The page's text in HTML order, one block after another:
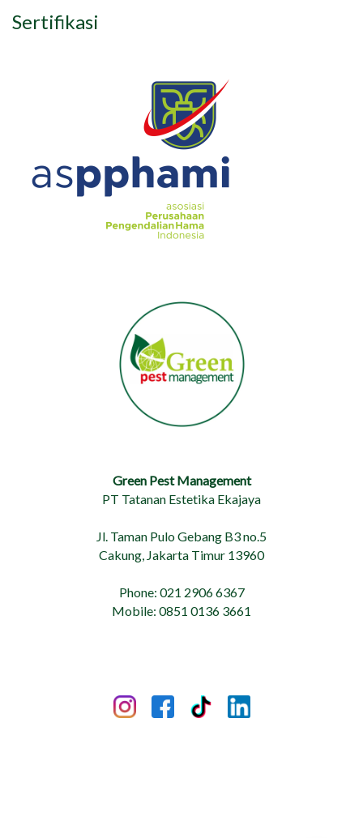
Sertifikasi
Green Pest Management
PT Tatanan Estetika Ekajaya
Jl. Taman Pulo Gebang B3 no.5
Cakung, Jakarta Timur 13960
Phone: 021 2906 6367
Mobile: 0851 0136 3661